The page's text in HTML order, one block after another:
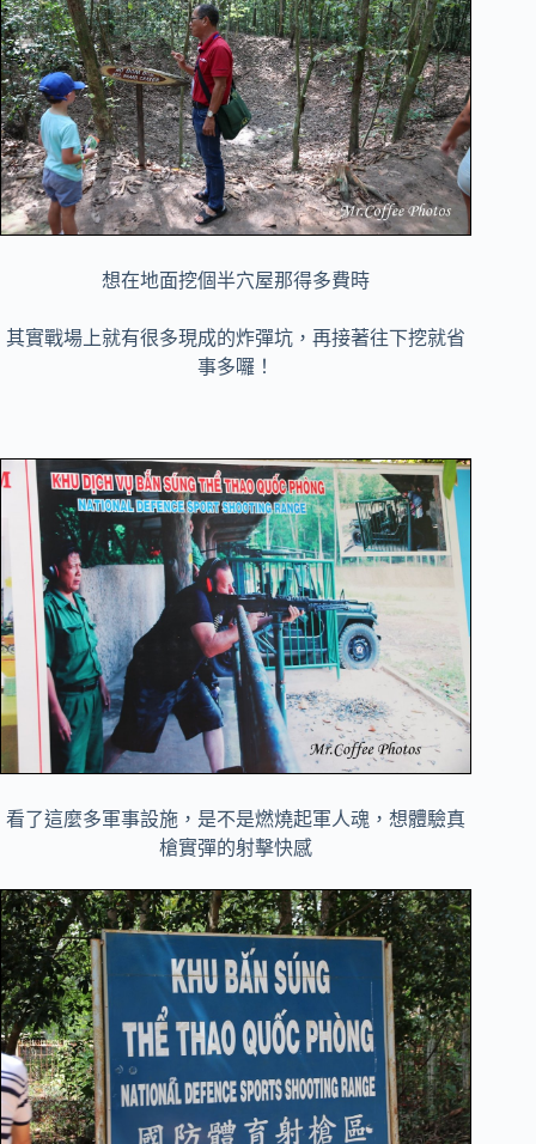
想在地面挖個半穴屋那得多費時
其實戰場上就有很多現成的炸彈坑，再接著往下挖就省
事多囉！
看了這麼多軍事設施，是不是燃燒起軍人魂，想體驗真
槍實彈的射擊快感